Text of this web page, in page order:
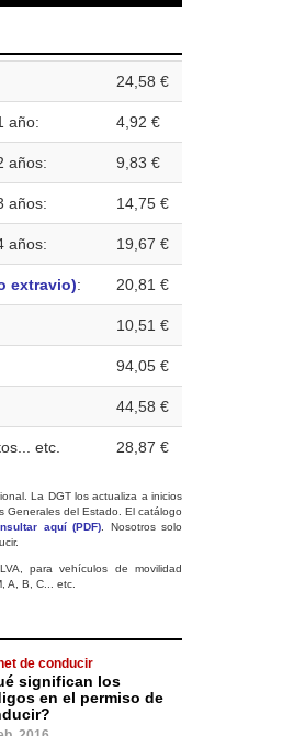
24,58 €
año: 4,92 €
años: 9,83 €
años: 14,75 €
años: 19,67 €
extravio): 20,81 €
10,51 €
94,05 €
44,58 €
etc. 28,87 €
La DGT los actualiza a inicios
Generales del Estado. El catálogo
aquí (PDF) . Nosotros solo
para vehículos de movilidad
A, B, C... etc.
de conducir
significan los
en el permiso de